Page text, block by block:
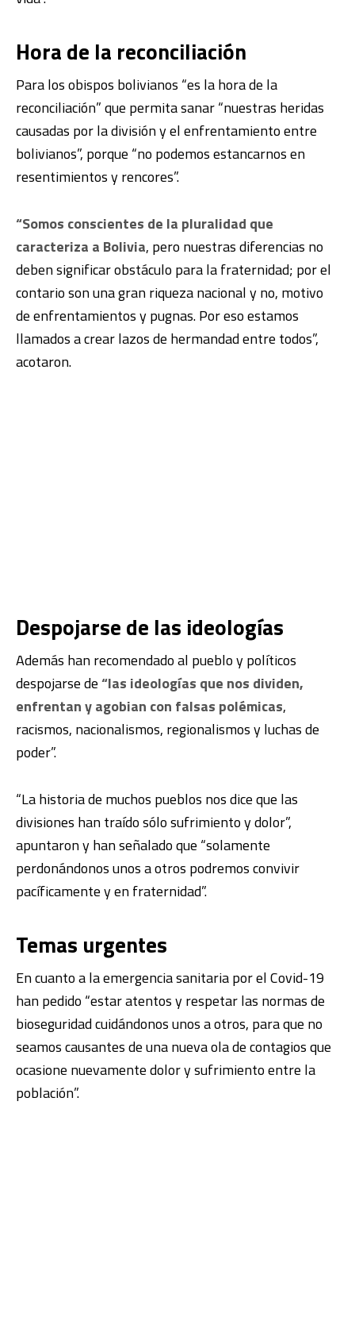
Hora de la reconciliación
Para los obispos bolivianos “es la hora de la
reconciliación” que permita sanar “nuestras heridas
causadas por la división y el enfrentamiento entre
bolivianos”, porque “no podemos estancarnos en
resentimientos y rencores”.
“Somos conscientes de la pluralidad que
caracteriza a Bolivia, pero nuestras diferencias no
deben significar obstáculo para la fraternidad; por el
contario son una gran riqueza nacional y no, motivo
de enfrentamientos y pugnas. Por eso estamos
llamados a crear lazos de hermandad entre todos”,
acotaron.
Despojarse de las ideologías
Además han recomendado al pueblo y políticos
despojarse de“las ideologías que nos dividen,
enfrentan y agobian con falsas polémicas,
racismos, nacionalismos, regionalismos y luchas de
poder”.
“La historia de muchos pueblos nos dice que las
divisiones han traído sólo sufrimiento y dolor”,
apuntaron y han señalado que “solamente
perdonándonos unos a otros podremos convivir
pacíficamente y en fraternidad”.
Temas urgentes
En cuanto a la emergencia sanitaria por el Covid-19
han pedido “estar atentos y respetar las normas de
bioseguridad cuidándonos unos a otros, para que no
seamos causantes de una nueva ola de contagios que
ocasione nuevamente dolor y sufrimiento entre la
población”.